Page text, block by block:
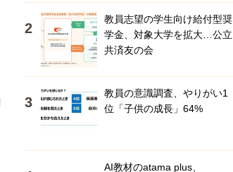
教員志望の学生向け給付型奨
学金、対象大学を拡大…公立
共済友の会
教員の意識調査、やりがい1
位「子供の成長」64%
AI教材のatama plus、